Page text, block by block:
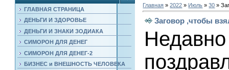
ГЛАВНАЯ СТРАНИЦА
ДЕНЬГИ И ЗДОРОВЬЕ
ДЕНЬГИ И ЗНАКИ ЗОДИАКА
СИМОРОН ДЛЯ ДЕНЕГ
СИМОРОН ДЛЯ ДЕНЕГ-2
БИЗНЕС и ВНЕШНОСТЬ ЧЕЛОВЕКА
Главная »2022 » Июль » 30 »
Заговор ,чтобы